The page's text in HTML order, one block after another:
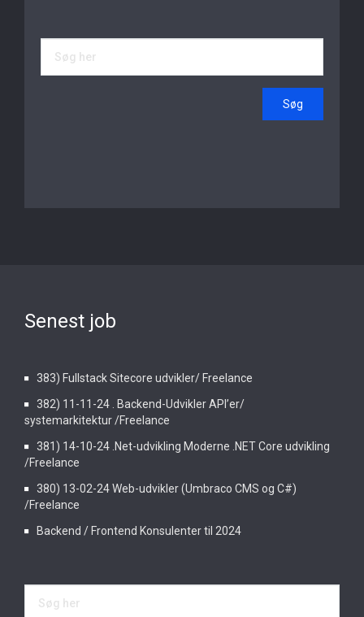
Senest job
383) Fullstack Sitecore udvikler/ Freelance
382) 11-11-24 . Backend-Udvikler API’er/
systemarkitektur /Freelance
381) 14-10-24 .Net-udvikling Moderne .NET Core udvikling
/Freelance
380) 13-02-24 Web-udvikler (Umbraco CMS og C#)
/Freelance
Backend / Frontend Konsulenter til 2024